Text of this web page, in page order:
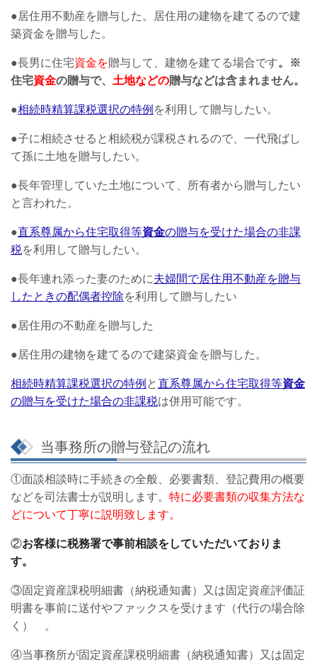
●居住用不動産を贈与した。居住用の建物を建てるので建
築資金を贈与した。
●長男に住宅資金を贈与して、建物を建てる場合です。※
住宅資金の贈与で、 土地などの贈与などは含まれません。
●相続時精算課税選択の特例 を利用して贈与したい。
●子に相続させると相続税が課税されるので、一代飛ばし
て孫に土地を贈与したい。
●長年管理していた土地について、所有者から贈与したい
と言われた。
●直系尊属から住宅取得等資金の贈与を受けた場合の非課
税を利用して贈与したい。
●長年連れ添った妻のために夫婦間で居住用不動産を贈与
したときの配偶者控除を利用して贈与したい
●居住用の不動産を贈与した
●居住用の建物を建てるので建築資金を贈与した。
相続時精算課税選択の特例 と直系尊属から住宅取得等資金
の贈与を受けた場合の非課税は併用可能です。
当事務所の贈与登記の流れ
①面談相談時に手続きの全般、必要書類、登記費用の概要
などを司法書士が説明します。 特に必要書類の収集方法な
どについて丁寧に説明致します。
②お客様に税務署で事前相談をしていただいておりま
す。
③固定資産課税明細書（納税通知書）又は固定資産評価証
明書を事前に送付やファックスを受けます（代行の場合除
く） 。
④当事務所が固定資産課税明細書（納税通知書）又は固定